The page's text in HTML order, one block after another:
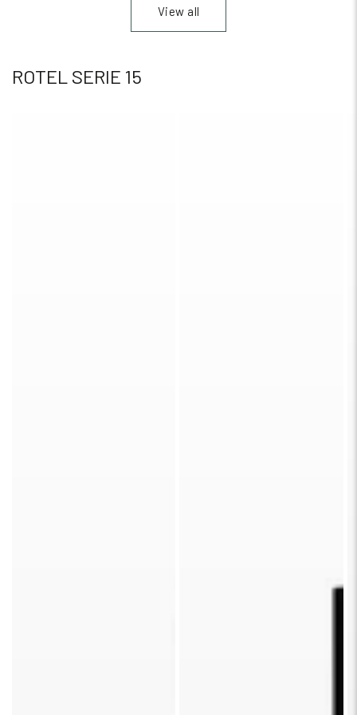
View all
ROTEL SERIE 15